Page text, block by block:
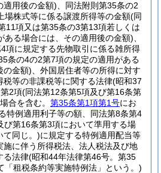
適用後の金額) 、同法附則第35条の2
場株式等に係る譲渡所得等の金額(同
11項又は第35条の3第13項若しくは
ある場合には、その適用後の金額)
項に規定する先物取引に係る雑所得
条の4の2第7項の規定の適用がある
の金額) 、外国居住者等の所得に対す
税等の非課税等に関する法律(昭和37
2項(同法第12条第5項及び第16条第
合を含む。 第35条第1項第1号にお
特例適用利子等の額、同法第8条第4
び第16条第3項において準用する場
て同じ。)に規定する特例適用配当等
施に伴う所得税法、法人税法及び地
る法律(昭和44年法律第46号。第35
「租税条約等実施特例法」という。)